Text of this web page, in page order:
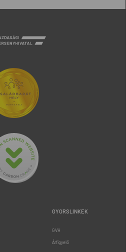
GYORSLINKEK
GVH
Árfigyelő